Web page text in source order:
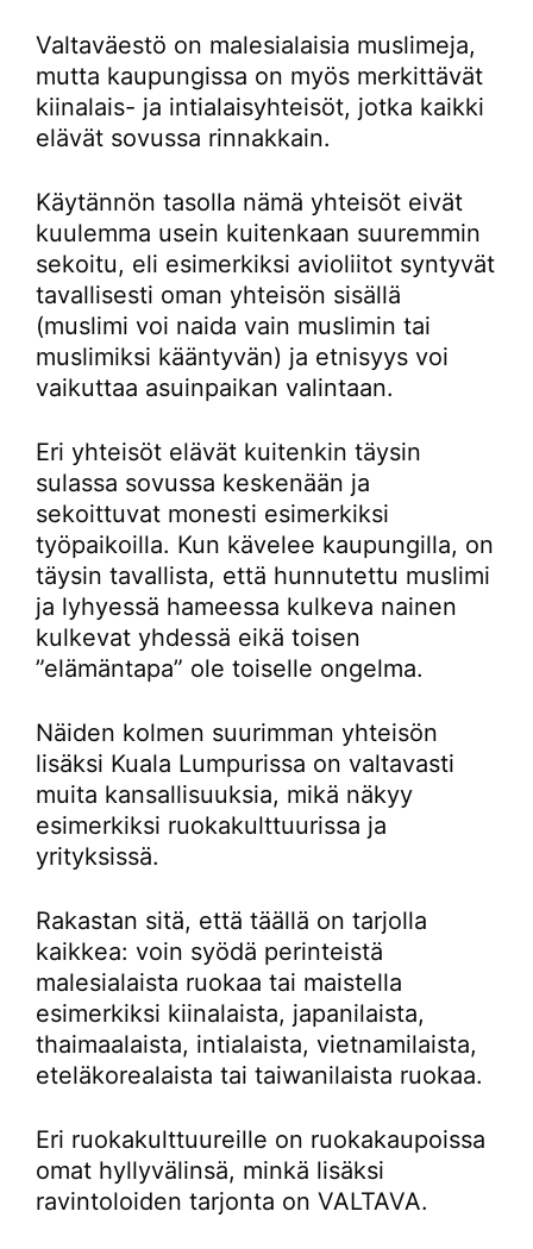
Valtaväestö on malesialaisia muslimeja,
mutta kaupungissa on myös merkittävät
kiinalais- ja intialaisyhteisöt, jotka kaikki
elävät sovussa rinnakkain.
Käytännön tasolla nämä yhteisöt eivät
kuulemma usein kuitenkaan suuremmin
sekoitu, eli esimerkiksi avioliitot syntyvät
tavallisesti oman yhteisön sisällä
(muslimi voi naida vain muslimin tai
muslimiksi kääntyvän) ja etnisyys voi
vaikuttaa asuinpaikan valintaan.
Eri yhteisöt elävät kuitenkin täysin
sulassa sovussa keskenään ja
sekoittuvat monesti esimerkiksi
työpaikoilla. Kun kävelee kaupungilla, on
täysin tavallista, että hunnutettu muslimi
ja lyhyessä hameessa kulkeva nainen
kulkevat yhdessä eikä toisen
”elämäntapa” ole toiselle ongelma.
Näiden kolmen suurimman yhteisön
lisäksi Kuala Lumpurissa on valtavasti
muita kansallisuuksia, mikä näkyy
esimerkiksi ruokakulttuurissa ja
yrityksissä.
Rakastan sitä, että täällä on tarjolla
kaikkea: voin syödä perinteistä
malesialaista ruokaa tai maistella
esimerkiksi kiinalaista, japanilaista,
thaimaalaista, intialaista, vietnamilaista,
eteläkorealaista tai taiwanilaista ruokaa.
Eri ruokakulttuureille on ruokakaupoissa
omat hyllyvälinsä, minkä lisäksi
ravintoloiden tarjonta on VALTAVA.